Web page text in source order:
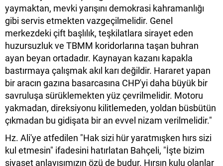
yaymaktan, mevki yarışını demokrasi kahramanlığı
gibi servis etmekten vazgeçilmelidir. Genel
merkezdeki çift başlılık, teşkilatlara sirayet eden
huzursuzluk ve TBMM koridorlarına taşan buhran
ayan beyan ortadadır. Kaynayan kazanı kapakla
bastırmaya çalışmak akıl karı değildir. Hararet yapan
bir aracın gazına basarcasına CHP'yi daha büyük bir
savruluşa sürüklemekten yüz çevrilmelidir. Motoru
yakmadan, direksiyonu kilitlemeden, yoldan büsbütün
çıkmadan bu gidişata bir an evvel nizam verilmelidir."
Hz. Ali'ye atfedilen "Hak sizi hür yaratmışken hırs sizi
kul etmesin" ifadesini hatırlatan Bahçeli, "İşte bizim
siyaset anlayışımızın özü de budur. Hırsın kulu olanlar